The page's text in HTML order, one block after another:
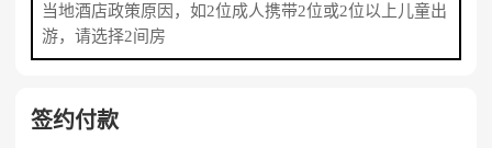
当地酒店政策原因，如2位成人携带2位或2位以上儿童出
游，请选择2间房
签约付款